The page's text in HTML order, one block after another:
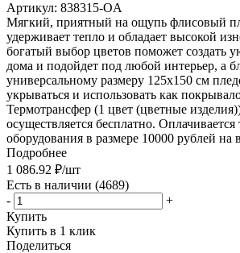
Артикул: 838315-OA
Мягкий, приятный на ощупь флисовый
удерживает тепло и обладает высокой
богатый выбор цветов поможет создать
дома и подойдет под любой интерьер, а
универсальному размеру 125х150 см
укрываться и использовать как
Термотрансфер (1 цвет (цветные
осуществляется бесплатно. Оплачивается
оборудования в размере 10000 рублей на
Подробнее
1 086.92 ₽/шт
Есть в наличии (4689)
-
+
Купить
Купить в 1 клик
Поделиться